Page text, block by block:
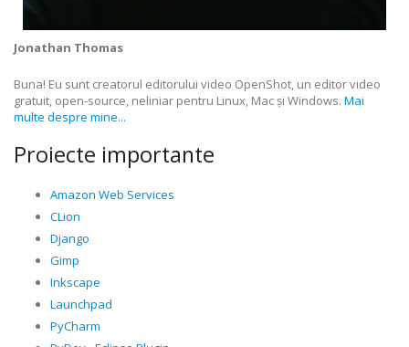
Jonathan Thomas
Buna! Eu sunt creatorul editorului video OpenShot, un editor video
gratuit, open-source, neliniar pentru Linux, Mac și Windows. Mai
multe despre mine...
Proiecte importante
Amazon Web Services
CLion
Django
Gimp
Inkscape
Launchpad
PyCharm